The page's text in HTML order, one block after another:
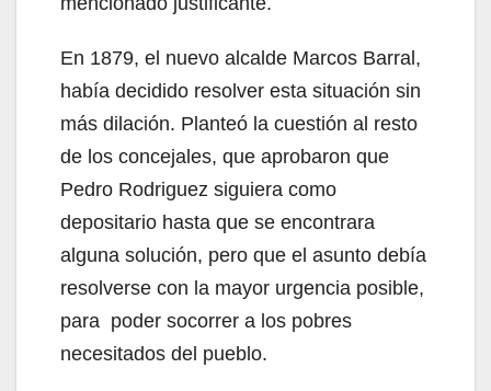
En 1879, el nuevo alcalde Marcos Barral,
había decidido resolver esta situación sin
más dilación. Planteó la cuestión al resto
de los concejales, que aprobaron que
Pedro Rodriguez siguiera como
depositario hasta que se encontrara
alguna solución, pero que el asunto debía
resolverse con la mayor urgencia posible,
para poder socorrer a los pobres
necesitados del pueblo.